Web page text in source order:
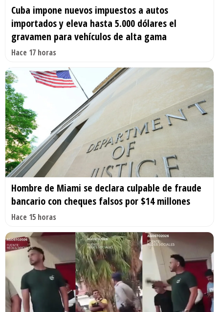
Cuba impone nuevos impuestos a autos
importados y eleva hasta 5.000 dólares el
gravamen para vehículos de alta gama
Hace 17 horas
Hombre de Miami se declara culpable de fraude
bancario con cheques falsos por $14 millones
Hace 15 horas